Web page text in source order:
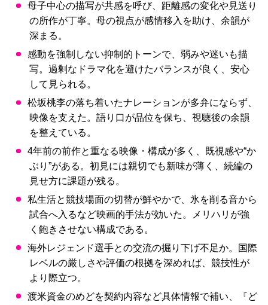
母子中心の描写が共感を呼び、距離感の変化や見送り
の所作が丁寧。母の視点が感情移入を助け、余韻が
深まる。
感動を強制しない抑制的トーンで、弱みや迷いも描
写。過剰なドラマ化を避けたバランスが良く、安心
して見られる。
松坂桃李の落ち着いたナレーションが多弁にならず、
映像を支えた。語り口が品位を保ち、視聴後の余韻
を整えている。
4年前の前作と重なる映像・構成が多く、既視感や“か
ぶり”がある。初見には親切でも新味が薄く、続編の
見せ方に課題が残る。
私生活と競技場面の切替が鮮やかで、氷を削る音から
試合へ入るなど映画的手法が効いた。メリハリが強
く飽きさせない構成である。
海外レジェンド選手との交流の掘り下げ不足か。国際
レベルの厳しさや評価の根拠を深めれば、競技性が
より際立つ。
渡米資金のめどを契約内容など具体情報で補い、『ど